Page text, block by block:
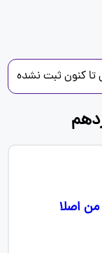
تا کنون ثبت نشده
من اصلا